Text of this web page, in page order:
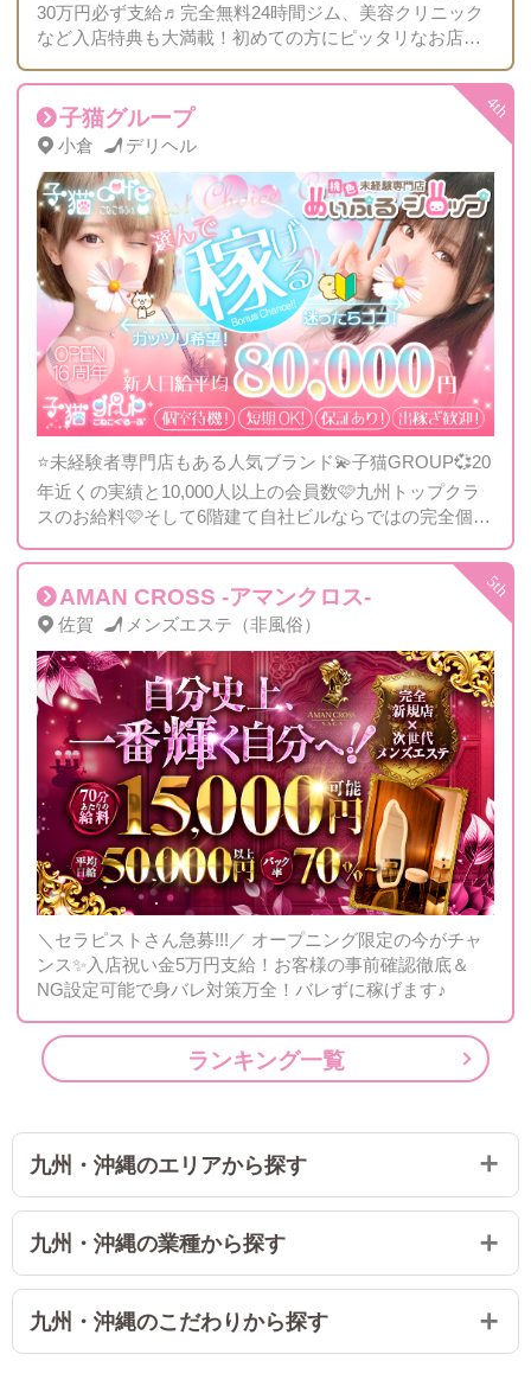
30万円必ず支給♬完全無料24時間ジム、美容クリニック
など入店特典も大満載！初めての方にピッタリなお店で
子猫グループ
小倉 デリヘル
⭐未経験者専門店もある人気ブランド💫子猫GROUP💞20
年近くの実績と10,000人以上の会員数🩷九州トップクラ
スのお給料🩷そして6階建て自社ビルならではの完全個室
AMAN CROSS -アマンクロス-
佐賀 メンズエステ（非風俗）
＼セラピストさん急募!!!／ オープニング限定の今がチャ
ンス✨入店祝い金5万円支給！お客様の事前確認徹底＆
NG設定可能で身バレ対策万全！バレずに稼げます♪
ランキング一覧
九州・沖縄のエリアから探す
九州・沖縄の業種から探す
九州・沖縄のこだわりから探す